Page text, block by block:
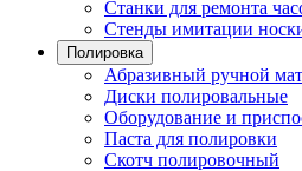
Станки для ремонта
Стенды имитации
Полировка
Абразивный ручной
Диски полировальные
Оборудование и
Паста для полировки
Скотч полировочный